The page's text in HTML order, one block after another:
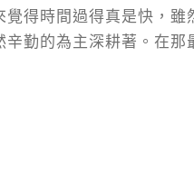
得時間過得真是快，雖
勤的為主深耕著。在那